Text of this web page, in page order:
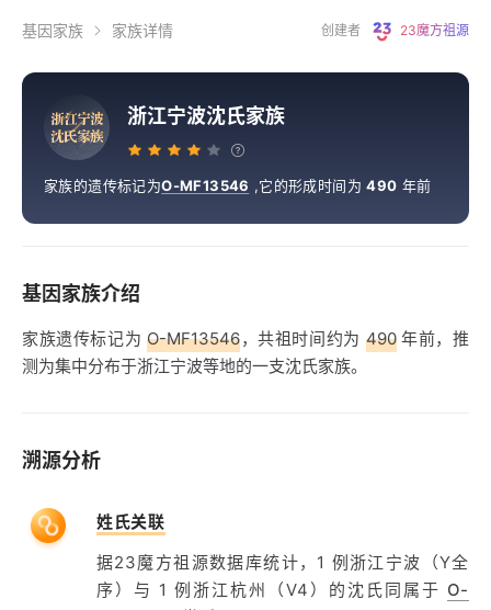
基因家族 家族详情 创建者 23魔方祖源
浙江宁波
沈氏家族
浙江宁波沈氏家族
家族的遗传标记为O-MF13546 ,它的形成时间为490 年前
基因家族介绍
家族遗传标记为 O-MF13546，共祖时间约为 490年前，推
测为集中分布于浙江宁波等地的一支沈氏家族。
溯源分析
姓氏关联
据23魔方祖源数据库统计，1 例浙江宁波（Y全
序）与 1 例浙江杭州（V4）的沈氏同属于 O-